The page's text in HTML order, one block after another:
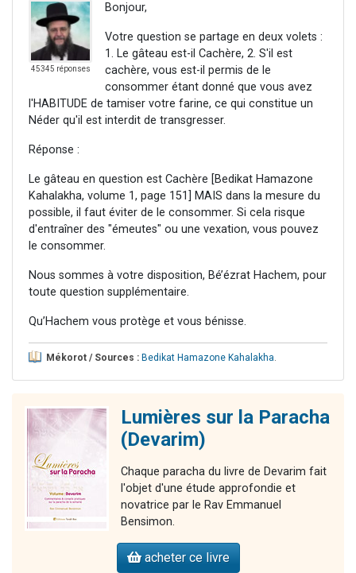
45345 réponses
Bonjour,
Votre question se partage en deux volets :
1. Le gâteau est-il Cachère, 2. S'il est
cachère, vous est-il permis de le
consommer étant donné que vous avez
l'HABITUDE de tamiser votre farine, ce qui constitue un
Néder qu'il est interdit de transgresser.
Réponse :
Le gâteau en question est Cachère [Bedikat Hamazone
Kahalakha, volume 1, page 151] MAIS dans la mesure du
possible, il faut éviter de le consommer. Si cela risque
d'entraîner des "émeutes" ou une vexation, vous pouvez
le consommer.
Nous sommes à votre disposition, Bé’ézrat Hachem, pour
toute question supplémentaire.
Qu’Hachem vous protège et vous bénisse.
Mékorot / Sources : Bedikat Hamazone Kahalakha.
Lumières sur la Paracha
(Devarim)
Chaque paracha du livre de Devarim fait
l'objet d'une étude approfondie et
novatrice par le Rav Emmanuel
Bensimon.
acheter ce livre